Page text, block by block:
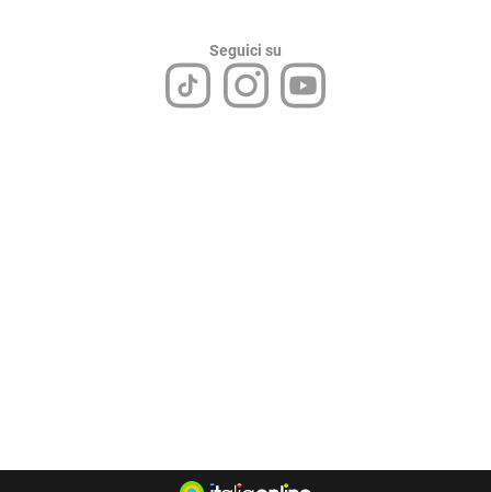
Seguici su